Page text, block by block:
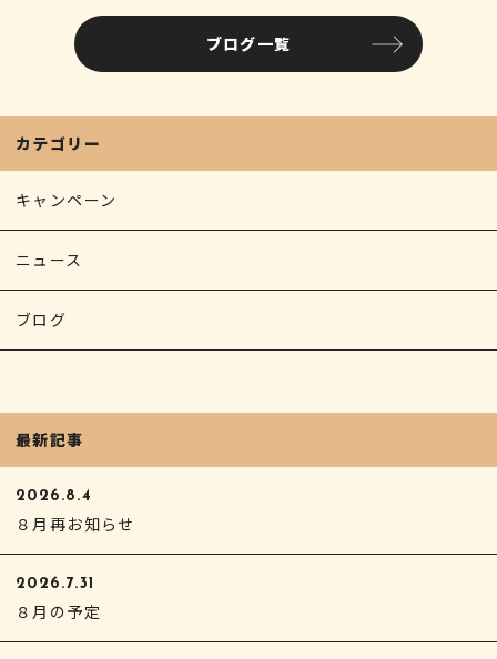
ブログ一覧
カテゴリー
キャンペーン
ニュース
ブログ
最新記事
2026.8.4
８月再お知らせ
2026.7.31
８月の予定